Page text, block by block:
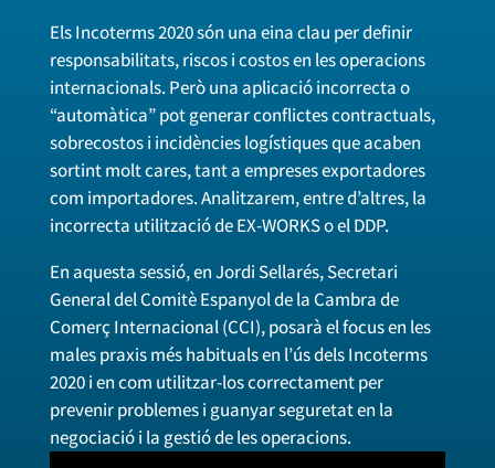
Els Incoterms 2020 són una eina clau per definir
responsabilitats, riscos i costos en les operacions
internacionals. Però una aplicació incorrecta o
“automàtica” pot generar conflictes contractuals,
sobrecostos i incidències logístiques que acaben
sortint molt cares, tant a empreses exportadores
com importadores. Analitzarem, entre d’altres, la
incorrecta utilització de EX-WORKS o el DDP.
En aquesta sessió, en Jordi Sellarés, Secretari
General del Comitè Espanyol de la Cambra de
Comerç Internacional (CCI), posarà el focus en les
males praxis més habituals en l’ús dels Incoterms
2020 i en com utilitzar-los correctament per
prevenir problemes i guanyar seguretat en la
negociació i la gestió de les operacions.